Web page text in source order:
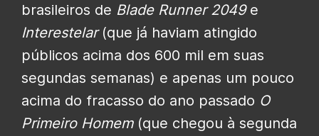
brasileiros de Blade Runner 2049e
Interestelar (que já haviam atingido
públicos acima dos 600 mil em suas
segundas semanas) e apenas um pouco
acima do fracasso do ano passado O
Primeiro Homem(que chegou à segunda